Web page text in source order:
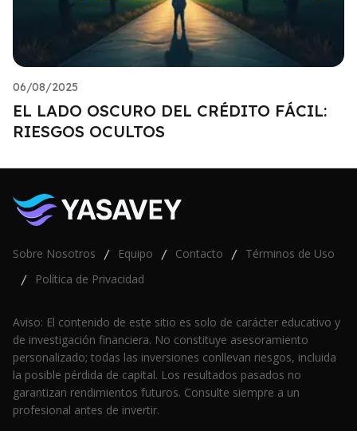
06/08/2025
EL LADO OSCURO DEL CRÉDITO FÁCIL:
RIESGOS OCULTOS
Sobre Nosotros / Equipo / Contacto / Términos de Uso
/ Política de Privacidad
Aviso: El contenido de este sitio es solo de carácter educativo y
de investigación financiera. No constituye asesoramiento
personalizado; todas las inversiones conllevan riesgos, incluida
la posible pérdida de capital. Los resultados pasados no
garantizan rendimientos futuros. Consulte siempre a un
profesional antes de invertir.